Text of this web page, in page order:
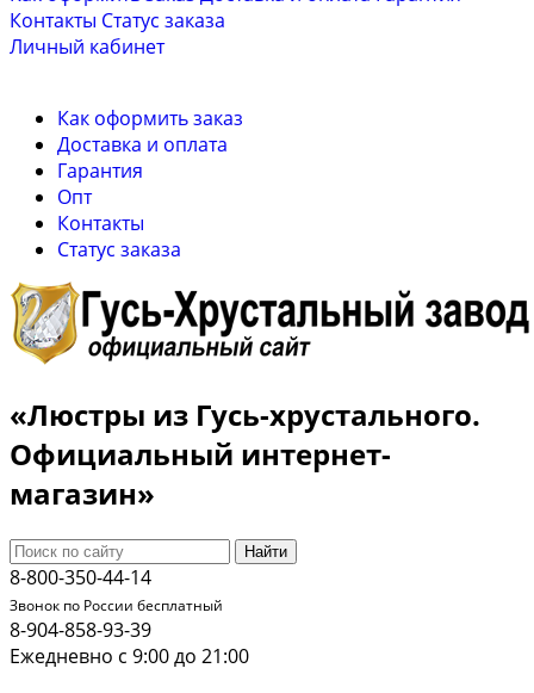
Контакты Cтатус заказа
Личный кабинет
Как оформить заказ
Доставка и оплата
Гарантия
Опт
Контакты
Cтатус заказа
«Люстры из Гусь-хрустального.
Официальный интернет-
магазин»
Найти
8-800-350-44-14
Звонок по России бесплатный
8-904-858-93-39
Ежедневно с 9:00 до 21:00